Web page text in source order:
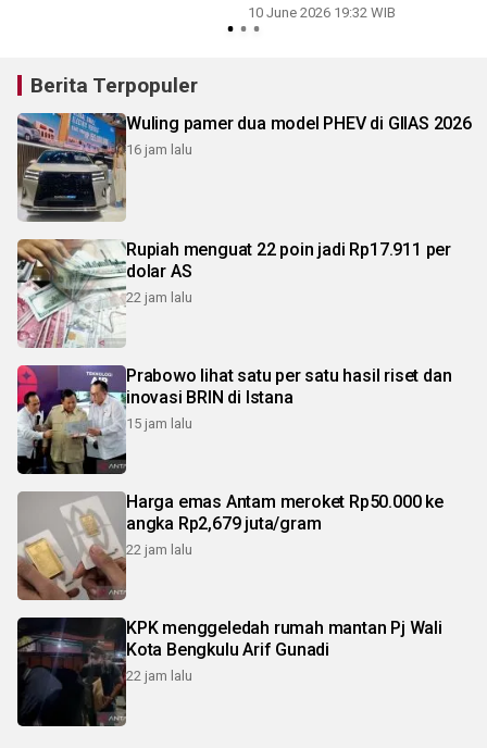
10 June 2026 19:32 WIB
Berita Terpopuler
Wuling pamer dua model PHEV di GIIAS 2026
16 jam lalu
Rupiah menguat 22 poin jadi Rp17.911 per
dolar AS
22 jam lalu
Prabowo lihat satu per satu hasil riset dan
inovasi BRIN di Istana
15 jam lalu
Harga emas Antam meroket Rp50.000 ke
angka Rp2,679 juta/gram
22 jam lalu
KPK menggeledah rumah mantan Pj Wali
Kota Bengkulu Arif Gunadi
22 jam lalu